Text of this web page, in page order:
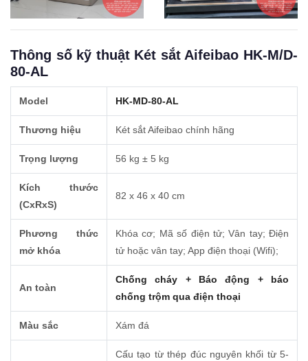
Thông số kỹ thuật Két sắt Aifeibao HK-M/D-
80-AL
Model HK-MD-80-AL
Thương hiệu Két sắt Aifeibao chính hãng
Trọng lượng 56 kg ± 5 kg
Kích thước
(CxRxS)
82 x 46 x 40 cm
Phương thức
mở khóa
Khóa cơ; Mã số điện tử; Vân tay; Điện
tử hoặc vân tay; App điện thoại (Wifi);
An toàn
Chống cháy + Báo động + báo
chống trộm qua điện thoại
Màu sắc Xám đá
Cấu tạo từ thép đúc nguyên khối từ 5-